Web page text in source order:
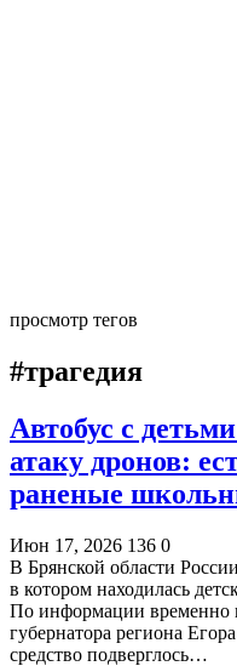
просмотр тегов
#трагедия
Автобус с
атаку дронов:
раненые
Июн 17, 2026 136 0
В Брянской области
в котором находилась
По информации временно
губернатора региона
средство подверглось…